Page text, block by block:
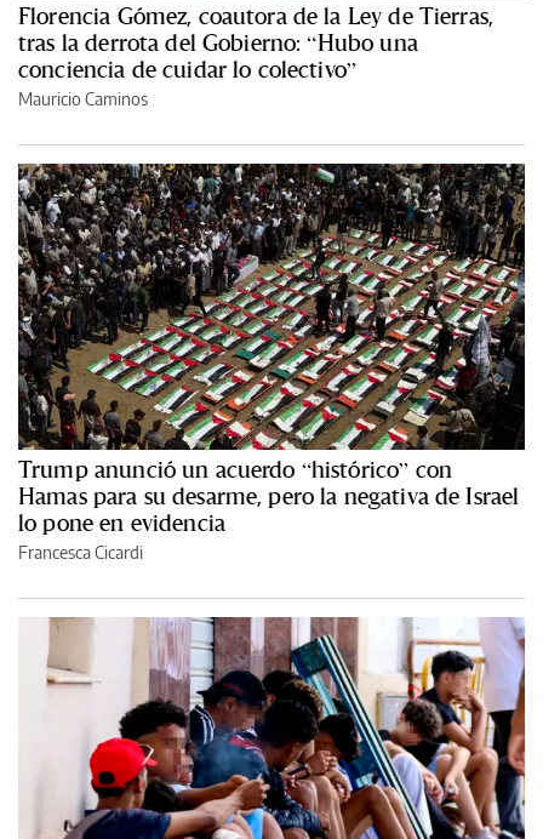
Florencia Gómez, coautora de la Ley de Tierras,
tras la derrota del Gobierno: “Hubo una
conciencia de cuidar lo colectivo”
Mauricio Caminos
Trump anunció un acuerdo “histórico” con
Hamas para su desarme, pero la negativa de Israel
lo pone en evidencia
Francesca Cicardi